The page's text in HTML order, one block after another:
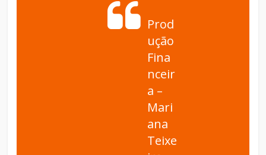
Prod
ução
Fina
nceir
a –
Mari
ana
Teixe